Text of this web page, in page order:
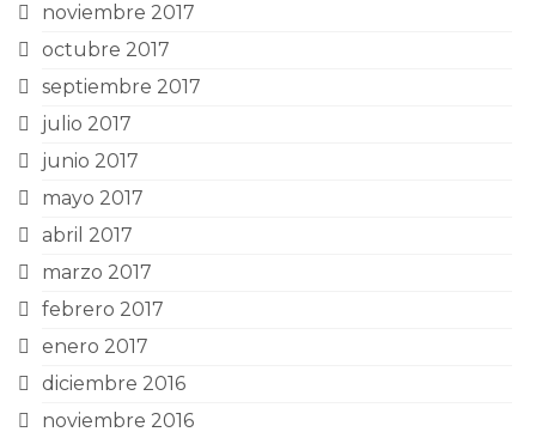
noviembre 2017
octubre 2017
septiembre 2017
julio 2017
junio 2017
mayo 2017
abril 2017
marzo 2017
febrero 2017
enero 2017
diciembre 2016
noviembre 2016